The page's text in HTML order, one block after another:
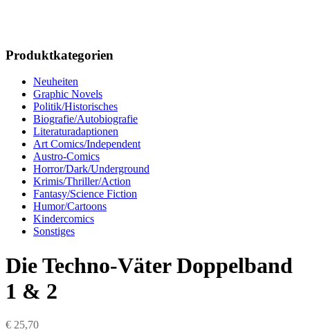
Produktkategorien
Neuheiten
Graphic Novels
Politik/Historisches
Biografie/Autobiografie
Literaturadaptionen
Art Comics/Independent
Austro-Comics
Horror/Dark/Underground
Krimis/Thriller/Action
Fantasy/Science Fiction
Humor/Cartoons
Kindercomics
Sonstiges
Die Techno-Väter Doppelband
1 & 2
€ 25,70